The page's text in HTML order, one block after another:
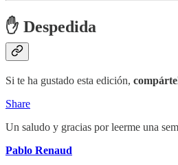
✋ Despedida
Si te ha gustado esta edición,
Share
Un saludo y gracias por leerme una
Pablo Renaud